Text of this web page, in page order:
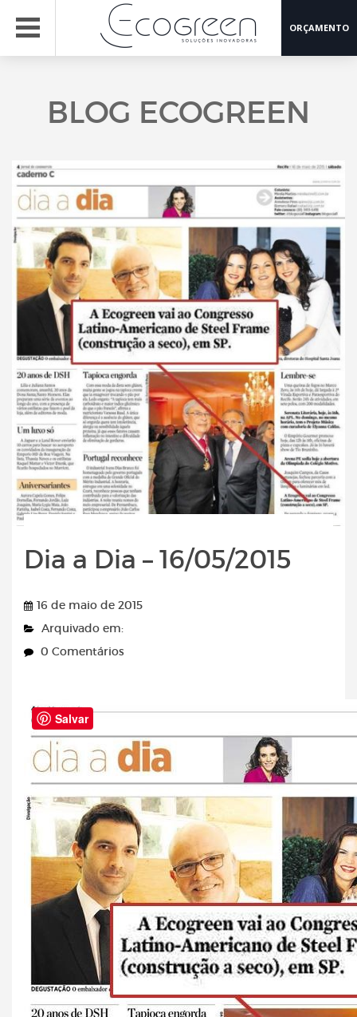
ORÇAMENTO
BLOG ECOGREEN
Dia a Dia – 16/05/2015
16 de maio de 2015
Arquivado em:
0 Comentários
Salvar